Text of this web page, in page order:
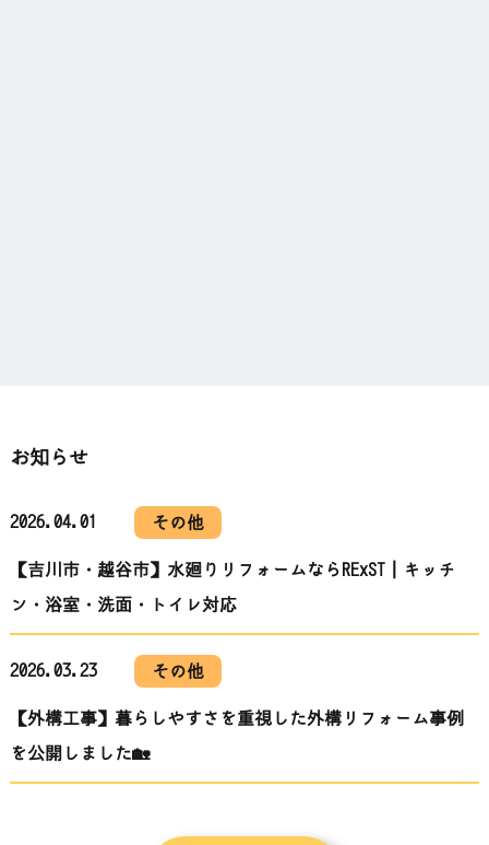
お知らせ
2026.04.01 その他
【吉川市・越谷市】水廻りリフォームならRExST｜キッチ
ン・浴室・洗面・トイレ対応
2026.03.23 その他
【外構工事】暮らしやすさを重視した外構リフォーム事例
を公開しました🏡